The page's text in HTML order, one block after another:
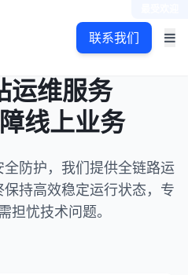
联系我们
运维服务
线上业务
防护，我们提供全链路运
持高效稳定运行状态，专
担忧技术问题。